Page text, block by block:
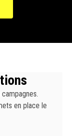
en place le